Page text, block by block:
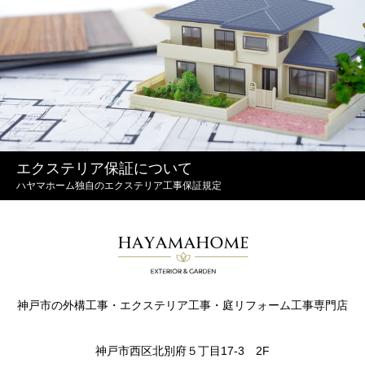
エクステリア保証について
ハヤマホーム独自のエクステリア工事保証規定
神戸市の外構工事・エクステリア工事・庭リフォーム工事専門店
神戸市西区北別府５丁目17-3 2F